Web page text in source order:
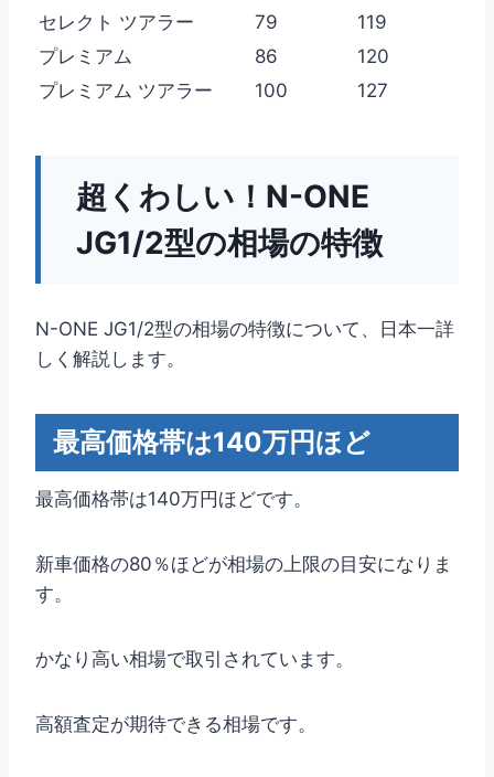
セレクト ツアラー
79
119
プレミアム
86
120
プレミアム ツアラー
100 127
超くわしい！N-ONE
JG1/2型の相場の特徴
N-ONE JG1/2型の相場の特徴について、日本一詳
しく解説します。
最高価格帯は140万円ほど
最高価格帯は140万円ほどです。
新車価格の80％ほどが相場の上限の目安になりま
す。
かなり高い相場で取引されています。
高額査定が期待できる相場です。